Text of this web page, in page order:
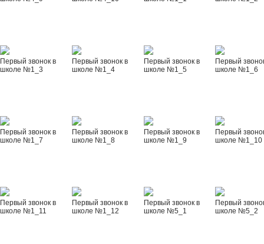
Первый звонок в
школе №1_3
Первый звонок в
школе №1_4
Первый звонок в
школе №1_5
Первый
школе №1_6
Первый звонок в
школе №1_7
Первый звонок в
школе №1_8
Первый звонок в
школе №1_9
Первый
школе №1_10
Первый звонок в
школе №1_11
Первый звонок в
школе №1_12
Первый звонок в
школе №5_1
Первый
школе №5_2